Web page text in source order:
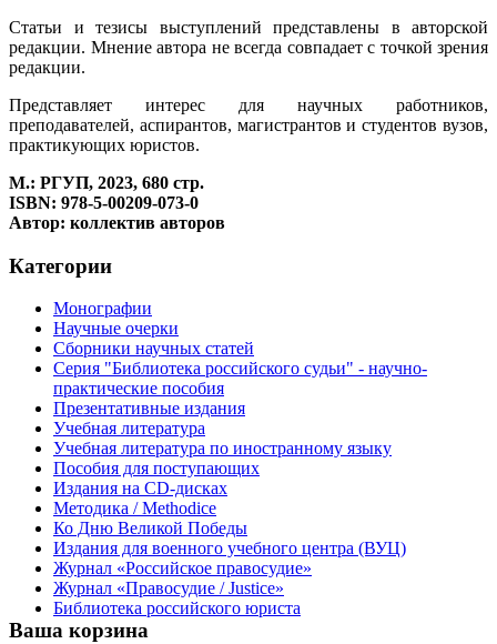
Статьи и тезисы выступлений представлены в авторской
редакции. Мнение автора не всегда совпадает с точкой зрения
редакции.
Представляет интерес для научных работников,
преподавателей, аспирантов, магистрантов и студентов вузов,
практикующих юристов.
М.: РГУП, 2023, 680 стр.
ISBN: 978-5-00209-073-0
Автор: коллектив авторов
Категории
Монографии
Научные очерки
Сборники научных статей
Серия "Библиотека российского судьи" - научно-
практические пособия
Презентативные издания
Учебная литература
Учебная литература по иностранному языку
Пособия для поступающих
Издания на CD-дисках
Методика / Methodice
Ко Дню Великой Победы
Издания для военного учебного центра (ВУЦ)
Журнал «Российское правосудие»
Журнал «Правосудие / Justice»
Библиотека российского юриста
Ваша корзина